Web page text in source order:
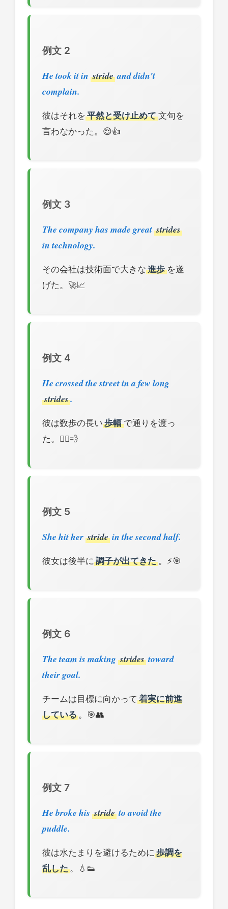
例文 2
He took it in stride and didn't
complain.
彼はそれを 平然と受け止めて文句を
言わなかった。😌👍
例文 3
The company has made great strides
in technology.
その会社は技術面で大きな 進歩を遂
げた。🚀📈
例文 4
He crossed the street in a few long
strides.
彼は数歩の長い 歩幅で通りを渡っ
た。🚶‍♂️💨
例文 5
She hit her stride in the second half.
彼女は後半に 調子が出てきた。⚡🎯
例文 6
The team is making strides toward
their goal.
チームは目標に向かって 着実に前進
している 。🎯👥
例文 7
He broke his stride to avoid the
puddle.
彼は水たまりを避けるために 歩調を
乱した 。💧👟